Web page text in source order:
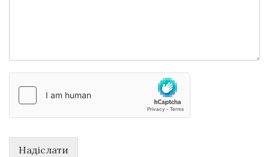
Надіслати